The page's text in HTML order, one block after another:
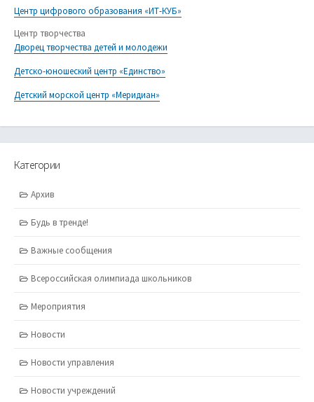
Центр цифрового образования «ИТ-КУБ»
Центр творчества
Дворец творчества детей и молодежи
Детско-юношеский центр «Единство»
Детский морской центр «Меридиан»
Категории
Архив
Будь в тренде!
Важные сообщения
Всероссийская олимпиада школьников
Мероприятия
Новости
Новости управления
Новости учреждений